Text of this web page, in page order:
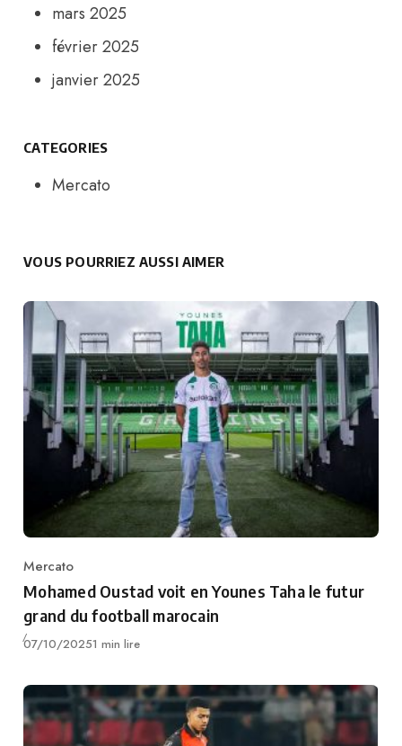
mars 2025
février 2025
janvier 2025
CATEGORIES
Mercato
VOUS POURRIEZ AUSSI AIMER
Category
Mercato
Mohamed Oustad voit en Younes Taha le futur
grand du football marocain
Publié
07/10/20251 min lire